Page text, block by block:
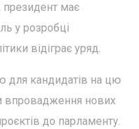
президент має
у розробці
відіграє уряд.
для кандидатів на цю
впровадження нових
до парламенту.